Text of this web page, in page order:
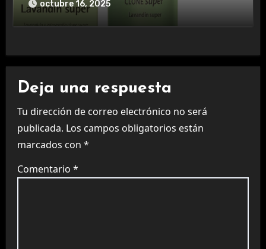
octubre 16, 2025
Deja una respuesta
Tu dirección de correo electrónico no será
publicada. Los campos obligatorios están
marcados con *
Comentario *